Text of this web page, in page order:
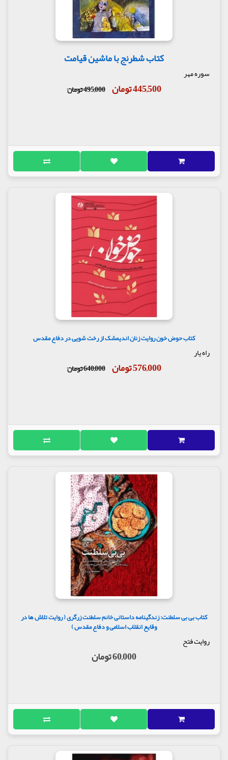
کتاب شطرنج با ماشین قیامت
سوره مهر
445,500 تومان 495,000 تومان
کتاب حوض خون روایت زنان اندیمشک از رخت شویی در دفاع مقدس
راه یار
576,000 تومان 640,000 تومان
کتاب بی بی سلطنت: زندگینامه داستانی خانم سلطنت زرگری ( روایت تلاش‌ ها در
وقایع انقلاب اسلامی و دفاع مقدس )
روایت فتح
60,000 تومان